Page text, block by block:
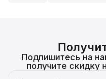
Подпишитесь на
получите скидку